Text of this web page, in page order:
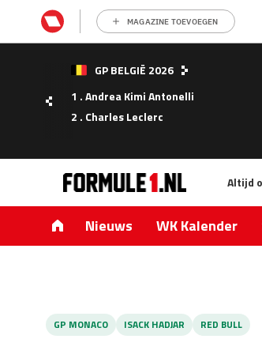
MAGAZINE TOEVOEGEN
GP BELGIË 2026
1 . Andrea Kimi Antonelli
2 . Charles Leclerc
Altijd
Nieuws WK Kalender
GP MONACO ISACK HADJAR RED BULL